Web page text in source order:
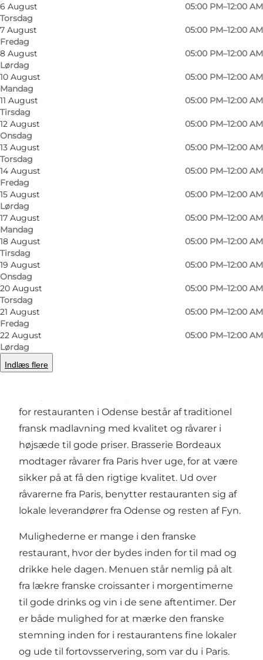
6 August
Torsdag
05:00 PM–12:00 AM
7 August
Fredag
05:00 PM–12:00 AM
8 August
Lørdag
05:00 PM–12:00 AM
10 August
Mandag
05:00 PM–12:00 AM
11 August
Tirsdag
05:00 PM–12:00 AM
12 August
Onsdag
05:00 PM–12:00 AM
13 August
Torsdag
05:00 PM–12:00 AM
14 August
Fredag
05:00 PM–12:00 AM
15 August
Lørdag
05:00 PM–12:00 AM
17 August
Mandag
05:00 PM–12:00 AM
18 August
Tirsdag
05:00 PM–12:00 AM
19 August
Onsdag
05:00 PM–12:00 AM
20 August
Torsdag
05:00 PM–12:00 AM
21 August
Fredag
05:00 PM–12:00 AM
22 August
Lørdag
05:00 PM–12:00 AM
Indlæs flere
Foto:
Fransk restaurant i Odense centrum
Brasserie Bordeaux er en traditionel fransk
for restauranten i Odense består af traditionel
fransk madlavning med kvalitet og råvarer i
højsæde til gode priser. Brasserie Bordeaux
modtager råvarer fra Paris hver uge, for at være
sikker på at få den rigtige kvalitet. Ud over
råvarerne fra Paris, benytter restauranten sig af
lokale leverandører fra Odense og resten af Fyn.
Mulighederne er mange i den franske
restaurant, hvor der bydes inden for til mad og
drikke hele dagen. Menuen står nemlig på alt
fra lækre franske croissanter i morgentimerne
til gode drinks og vin i de sene aftentimer. Der
er både mulighed for at mærke den franske
stemning inden for i restaurantens fine lokaler
og ude til fortovsservering, som var du i Paris.